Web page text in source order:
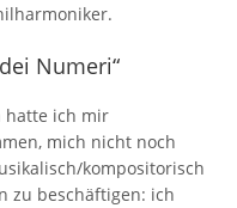
Numeri“
hatte ich mir
mich nicht noch
kompositorisch
zu beschäftigen: ich